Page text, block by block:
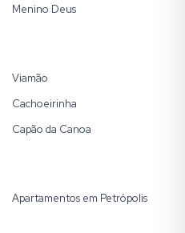
Menino Deus
Viamão
Cachoeirinha
Capão da Canoa
Apartamentos em Petrópolis